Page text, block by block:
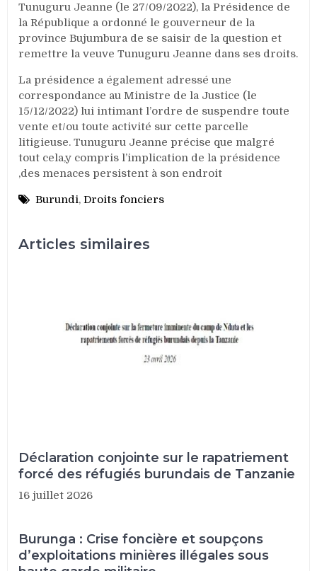
Tunuguru Jeanne (le 27/09/2022), la Présidence de
la République a ordonné le gouverneur de la
province Bujumbura de se saisir de la question et
remettre la veuve Tunuguru Jeanne dans ses droits.
La présidence a également adressé une
correspondance au Ministre de la Justice (le
15/12/2022) lui intimant l’ordre de suspendre toute
vente et/ou toute activité sur cette parcelle
litigieuse. Tunuguru Jeanne précise que malgré
tout cela,y compris l’implication de la présidence
,des menaces persistent à son endroit
Burundi,Droits fonciers
Articles similaires
Déclaration conjointe sur le rapatriement
forcé des réfugiés burundais de Tanzanie
16 juillet 2026
Burunga : Crise foncière et soupçons
d’exploitations minières illégales sous